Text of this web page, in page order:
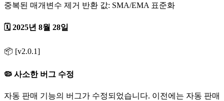
중복된 매개변수 제거 반환 값: SMA/EMA 표준화
🗓️ 2025년 8월 28일
📦 [v2.0.1]
🦠 사소한 버그 수정
자동 판매 기능의 버그가 수정되었습니다. 이전에는 자동 판매